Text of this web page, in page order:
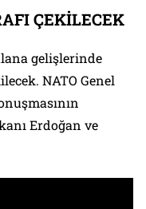
ÇEKİLECEK
gelişlerinde
NATO Genel
Erdoğan ve